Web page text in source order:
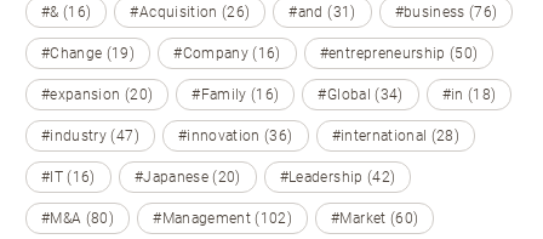
#& (16) #Acquisition (26) #and (31) #business (76)
#Change (19) #Company (16) #entrepreneurship (50)
#expansion (20) #Family (16) #Global (34) #in (18)
#industry (47) #innovation (36) #international (28)
#IT (16) #Japanese (20) #Leadership (42)
#M&A (80) #Management (102) #Market (60)